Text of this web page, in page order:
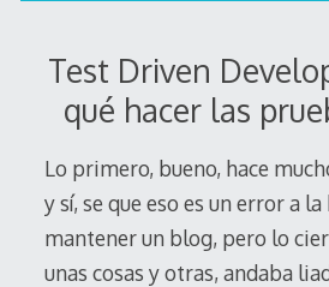
Test Driven
qué hacer las
Lo primero, bueno, hace
y sí, se que eso es un error a la
mantener un blog, pero lo
unas cosas y otras, andaba